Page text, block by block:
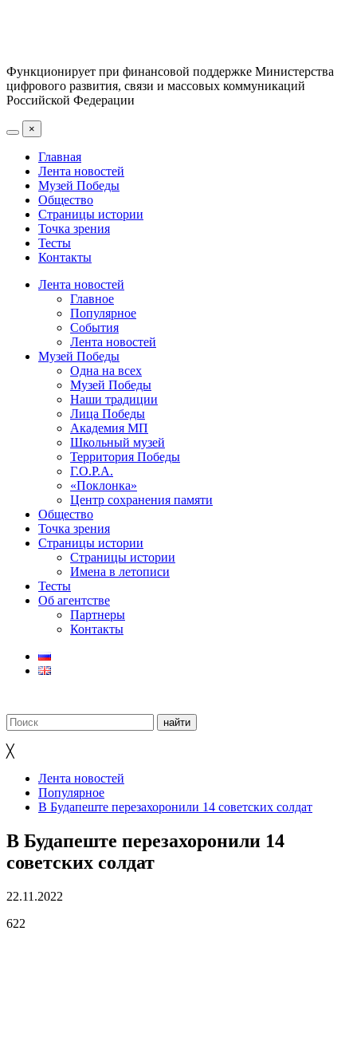
Функционирует при финансовой поддержке Министерства
цифрового развития, связи и массовых коммуникаций
Российской Федерации
×
Главная
Лента новостей
Музей Победы
Общество
Страницы истории
Точка зрения
Тесты
Контакты
Лента новостей
Главное
Популярное
События
Лента новостей
Музей Победы
Одна на всех
Музей Победы
Наши традиции
Лица Победы
Академия МП
Школьный музей
Территория Победы
Г.О.Р.А.
«Поклонка»
Центр сохранения памяти
Общество
Точка зрения
Страницы истории
Страницы истории
Имена в летописи
Тесты
Об агентстве
Партнеры
Контакты
╳
Лента новостей
Популярное
В Будапеште перезахоронили 14 советских солдат
В Будапеште перезахоронили 14
советских солдат
22.11.2022
622